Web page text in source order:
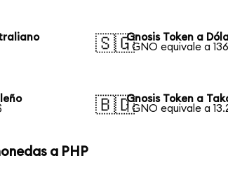
🇸🇬Gnosis Token a
1 GNO equivale a
🇧🇩Gnosis Token a
1 GNO equivale a
a PHP